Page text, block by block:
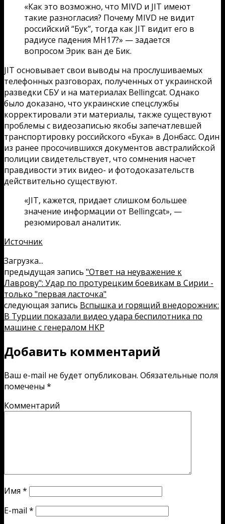
«Как это возможно, что MIVD и JIT имеют
такие разногласия? Почему MIVD не видит
российский “Бук”, тогда как JIT видит его в
радиусе падения MH17?» — задается
вопросом Эрик ван де Бик.
JIT основывает свои выводы на прослушиваемых
телефонных разговорах, полученных от украинской
разведки СБУ и на материалах Bellingcat. Однако
было доказано, что украинские спецслужбы
корректировали эти материалы, также существуют
проблемы с видеозаписью якобы запечатлевшей
транспортировку российского «Бука» в Донбасс. Один
из ранее просочившихся документов австралийской
полиции свидетельствует, что сомнения насчет
правдивости этих видео- и фотодоказательств
действительно существуют.
«JIT, кажется, придает слишком большее
значение информации от Bellingcat», —
резюмировал аналитик.
Источник
Загрузка...
предыдущая запись "Ответ на неуважение к
Лаврову": Удар по протурецким боевикам в Сирии -
только "первая ласточка"
следующая запись Вспышка и горящий внедорожник:
В Турции показали видео удара беспилотника по
машине с генералом НКР
Добавить комментарий
Ваш e-mail не будет опубликован. Обязательные поля
помечены *
Комментарий
Имя *
E-mail *